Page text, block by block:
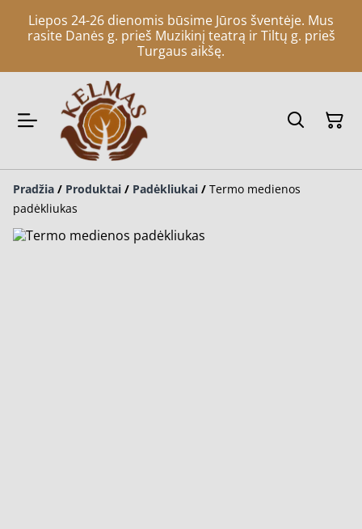
Liepos 24-26 dienomis būsime Jūros šventėje. Mus
rasite Danės g. prieš Muzikinį teatrą ir Tiltų g. prieš
Turgaus aikšę.
Pradžia / Produktai / Padėkliukai / Termo medienos
padėkliukas